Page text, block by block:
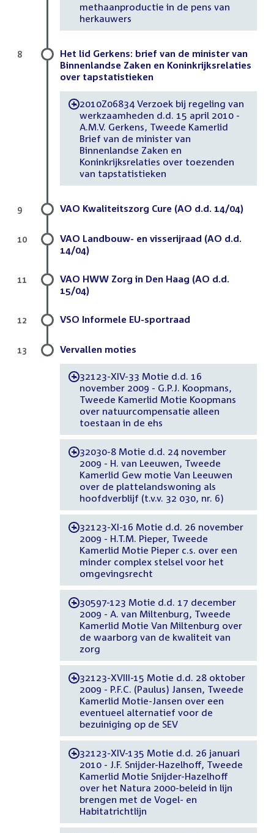
methaanproductie in de pens van
herkauwers
Het lid Gerkens: brief van de minister van
Binnenlandse Zaken en Koninkrijksrelaties
over tapstatistieken
-2010Z06834 Verzoek bij regeling van
werkzaamheden d.d. 15 april 2010 -
A.M.V. Gerkens, Tweede Kamerlid
Brief van de minister van
Binnenlandse Zaken en
Koninkrijksrelaties over toezenden
van tapstatistieken
8
VAO Kwaliteitszorg Cure (AO d.d. 14/04)
9
VAO Landbouw- en visserijraad (AO d.d.
14/04)
10
VAO HWW Zorg in Den Haag (AO d.d.
15/04)
11
VSO Informele EU-sportraad
12
Vervallen moties
-32123-XIV-33 Motie d.d. 16
november 2009 - G.P.J. Koopmans,
Tweede Kamerlid Motie Koopmans
over natuurcompensatie alleen
toestaan in de ehs
-32030-8 Motie d.d. 24 november
2009 - H. van Leeuwen, Tweede
Kamerlid Gew motie Van Leeuwen
over de plattelandswoning als
hoofdverblijf (t.v.v. 32 030, nr. 6)
-32123-XI-16 Motie d.d. 26 november
2009 - H.T.M. Pieper, Tweede
Kamerlid Motie Pieper c.s. over een
minder complex stelsel voor het
omgevingsrecht
-30597-123 Motie d.d. 17 december
2009 - A. van Miltenburg, Tweede
Kamerlid Motie Van Miltenburg over
de waarborg van de kwaliteit van
zorg
-32123-XVIII-15 Motie d.d. 28 oktober
2009 - P.F.C. (Paulus) Jansen, Tweede
Kamerlid Motie-Jansen over een
eventueel alternatief voor de
bezuiniging op de SEV
-32123-XIV-135 Motie d.d. 26 januari
2010 - J.F. Snijder-Hazelhoff, Tweede
Kamerlid Motie Snijder-Hazelhoff
over het Natura 2000-beleid in lijn
brengen met de Vogel- en
Habitatrichtlijn
13